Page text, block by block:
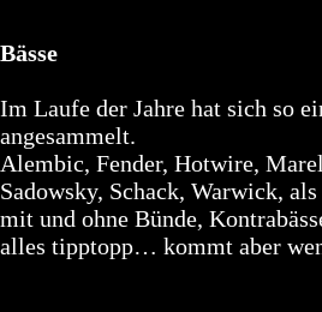
Bässe
Im Laufe der Jahre hat sich so
angesammelt.
Alembic, Fender, Hotwire,
Sadowsky, Schack, Warwick,
mit und ohne Bünde,
alles tipptopp… kommt aber